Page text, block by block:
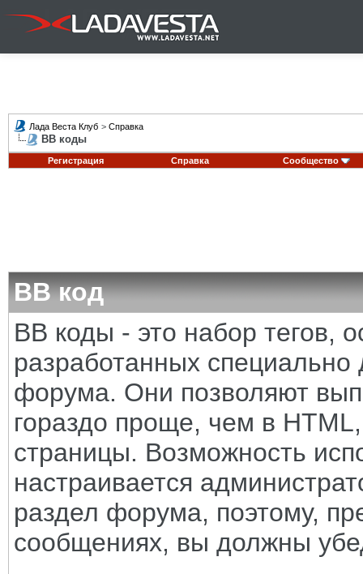
Лада Веста Клуб > Справка
BB коды
Регистрация Справка Сообщество
BB код
BB коды - это набор тегов,
разработанных
форума. Они позволяют
гораздо проще, чем в
страницы. Возможность
настраивается
раздел форума, поэтому,
сообщениях, вы должны